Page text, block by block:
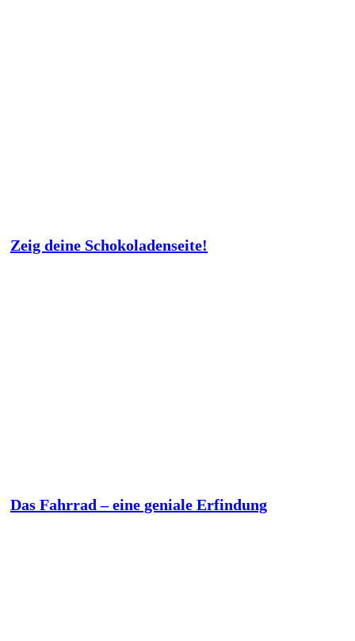
Zeig deine Schokoladenseite!
Das Fahrrad – eine geniale Erfindung